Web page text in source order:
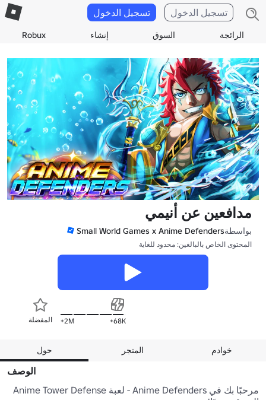
الرائجة السوق إنشاء Robux
تسجيل الدخول تسجيل الدخول
مدافعين عن أنيمي
بواسطةSmall World Games x Anime Defenders
المحتوى الخاص بالبالغين: محدود للغاية
المفضلة 2M+ 68K+
حول المتجر خوادم
الوصف